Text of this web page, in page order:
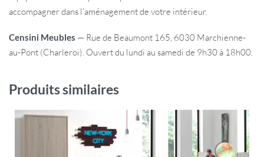
accompagner dans l’aménagement de votre intérieur.
Censini Meubles — Rue de Beaumont 165, 6030 Marchienne-
au-Pont (Charleroi). Ouvert du lundi au samedi de 9h30 à 18h00.
Produits similaires